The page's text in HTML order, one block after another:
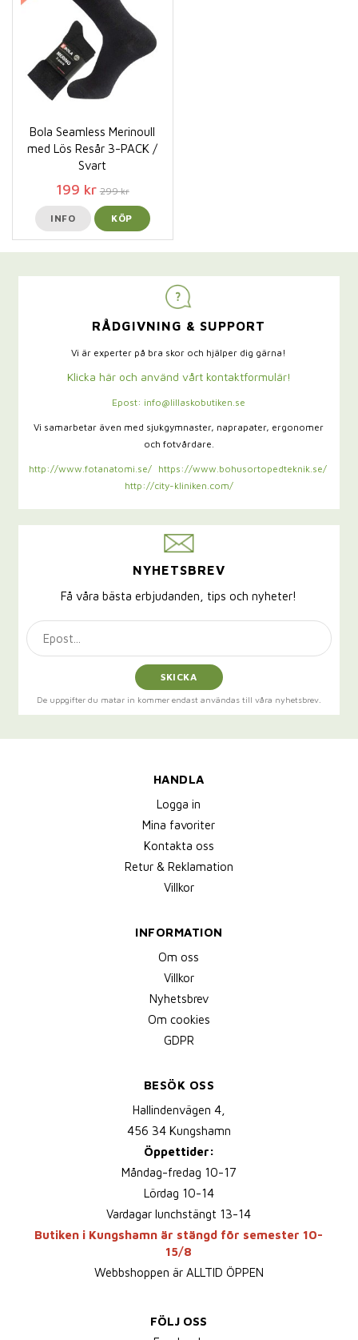
Bola Seamless Merinoull
med Lös Resår 3-PACK /
Svart
199 kr 299 kr
INFO KÖP
RÅDGIVNING & SUPPORT
Vi är experter på bra skor och hjälper dig gärna!
Klicka här och använd vårt kontaktformulär!
Epost: info@lillaskobutiken.se
Vi samarbetar även med sjukgymnaster, naprapater, ergonomer
och fotvårdare.
http://www.fotanatomi.se/
https://www.bohusortopedteknik.se/
http://city-kliniken.com/
NYHETSBREV
Få våra bästa erbjudanden, tips och nyheter!
SKICKA
De uppgifter du matar in kommer endast användas till våra nyhetsbrev.
HANDLA
Logga in
Mina favoriter
Kontakta oss
Retur & Reklamation
Villkor
INFORMATION
Om oss
Villkor
Nyhetsbrev
Om cookies
GDPR
BESÖK OSS
Hallindenvägen 4,
456 34 Kungshamn
Öppettider:
Måndag-fredag 10-17
Lördag 10-14
Vardagar lunchstängt 13-14
Butiken i Kungshamn är stängd för semester 10-
15/8
Webbshoppen är ALLTID ÖPPEN
FÖLJ OSS